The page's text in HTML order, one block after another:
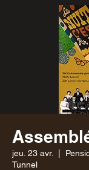
jeu. 23 avr.
Tunnel